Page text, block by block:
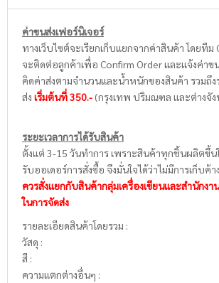
ค่าขนส่งเฟอร์นิเจอร์
ทางเว็บไซต์จะเรียกเก็บแยกจากค่าสินค้า โดยทีม
จะติดต่อลูกค้าเพื่อ Confirm Order และแจ้งค่าข
คิดค่าส่งตามจำนวนและน้ำหนักของสินค้า รวมถึ
ส่ง เริ่มต้นที่ 350.-(กรุงเทพ ปริมณฑล และต่างจัง
ระยะเวลาการได้รับสินค้า
ตั้งแต่ 3-15 วันทำการ เพราะสินค้าทุกชิ้นผลิตขึ้
รับออเดอร์การสั่งซื้อ จึงมั่นใจได้ว่าไม่มีการเก็บค้
ควรสั่งแยกกับสินค้ากลุ่มเครื่องเขียนและสำนักงา
ในการจัดส่ง
รายละเอียดสินค้าโดยรวม :
วัสดุ :
สี :
ความแตกต่างอื่นๆ :